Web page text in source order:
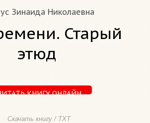
Зинаида Николаевна
Старый
этюд
КНИГУ ОНЛАЙН
Скачать книгу / TXT